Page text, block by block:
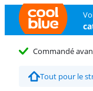
Commandé
Tout pour le